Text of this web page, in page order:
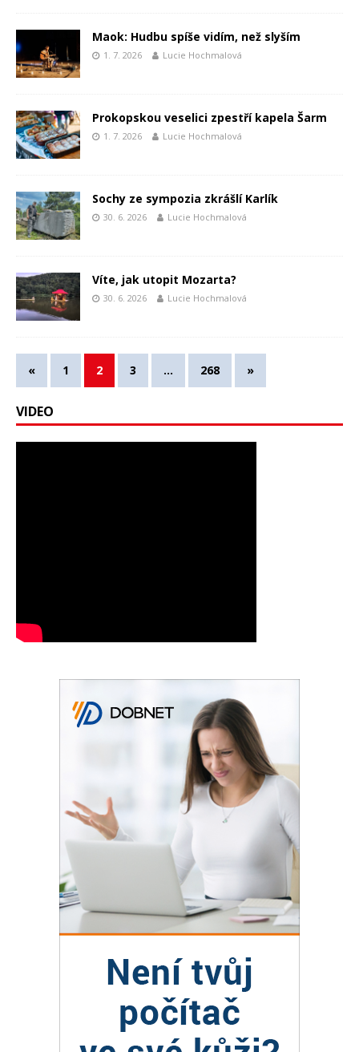
Maok: Hudbu spíše vidím, než slyším
1. 7. 2026 Lucie Hochmalová
Prokopskou veselici zpestří kapela Šarm
1. 7. 2026 Lucie Hochmalová
Sochy ze sympozia zkrášlí Karlík
30. 6. 2026 Lucie Hochmalová
Víte, jak utopit Mozarta?
30. 6. 2026 Lucie Hochmalová
« 1 2 3 … 268 »
VIDEO